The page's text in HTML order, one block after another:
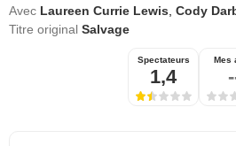
Avec Laureen Currie Lewis Cody
Titre original Salvage
Spectateurs
1,4
Mes